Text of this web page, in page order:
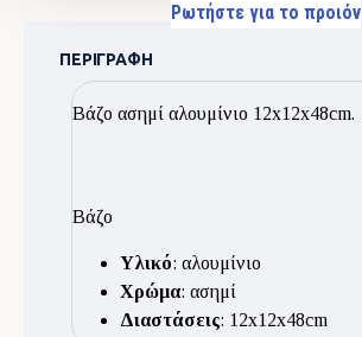
Ρωτήστε για το προιόν
ΠΕΡΙΓΡΑΦΉ
Βάζο ασημί αλουμίνιο 12x12x48cm.
Βάζο
Υλικό: αλουμίνιο
Χρώμα: ασημί
Διαστάσεις: 12x12x48cm